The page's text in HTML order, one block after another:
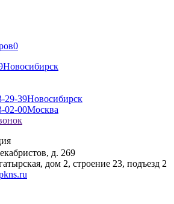
0
Новосибирск
29-39Новосибирск
02-00Москва
д. 269
дом 2, строение 23, подъезд 2